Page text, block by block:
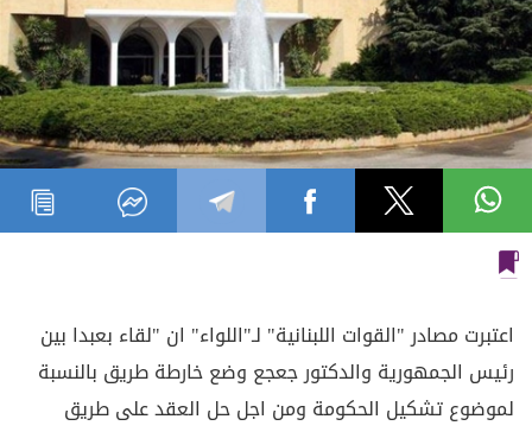
اعتبرت مصادر "القوات اللبنانية" لـ"اللواء" ان "لقاء بعبدا بين
رئيس الجمهورية والدكتور جعجع وضع خارطة طريق بالنسبة
لموضوع تشكيل الحكومة ومن اجل حل العقد على طريق